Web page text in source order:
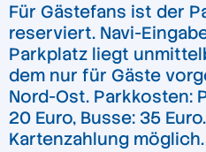
Für Gästefans ist der
reserviert. Navi-
Parkplatz liegt
dem nur für Gäste
Nord-Ost. Parkkosten:
20 Euro, Busse: 35
Kartenzahlung möglich.